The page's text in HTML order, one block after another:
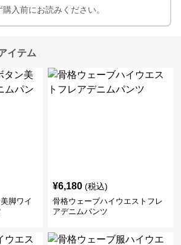
購入前にお読みください。
イテム
脚ワイ
¥6,180 (税込)
骨格ウェーブハイウエストフレ
アデニムパンツ